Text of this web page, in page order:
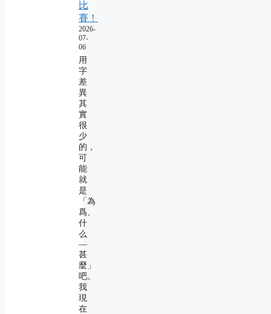
比
賽！
2026-
07-
06
用
字
差
異
其
實
很
少
的，
可
能
就
是
「為
爲、
什
么
―
甚
麼」
吧。
我
現
在